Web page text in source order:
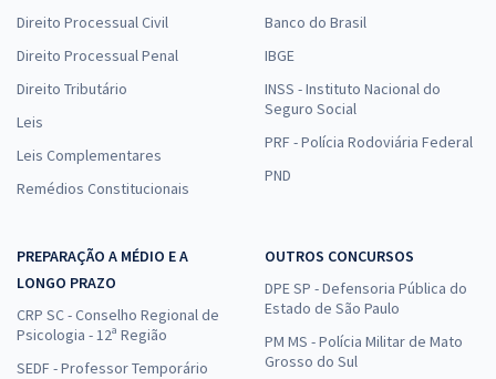
Direito Processual Civil
Direito Processual Penal
Direito Tributário
Leis
Leis Complementares
Remédios Constitucionais
Banco do Brasil
IBGE
INSS - Instituto Nacional do
Seguro Social
PRF - Polícia Rodoviária Federal
PND
PREPARAÇÃO A MÉDIO E A
LONGO PRAZO
CRP SC - Conselho Regional de
Psicologia - 12ª Região
SEDF - Professor Temporário
OUTROS CONCURSOS
DPE SP - Defensoria Pública do
Estado de São Paulo
PM MS - Polícia Militar de Mato
Grosso do Sul